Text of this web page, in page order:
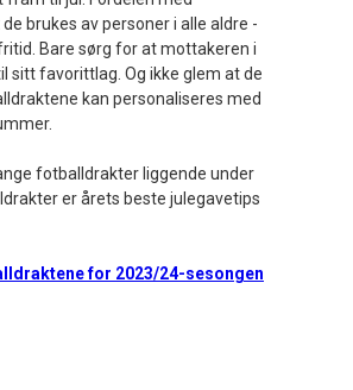
brukes av personer i alle aldre -
Bare sørg for at mottakeren i
sitt favorittlag. Og ikke glem at de
kan personaliseres med
fotballdrakter liggende under
er årets beste julegavetips
for 2023/24-sesongen